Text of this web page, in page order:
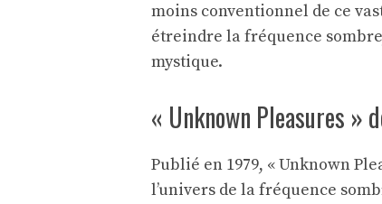
moins conventionnel de ce
étreindre la fréquence
mystique.
« Unknown Pleasures »
Publié en 1979, « Unknown
l’univers de la fréquence